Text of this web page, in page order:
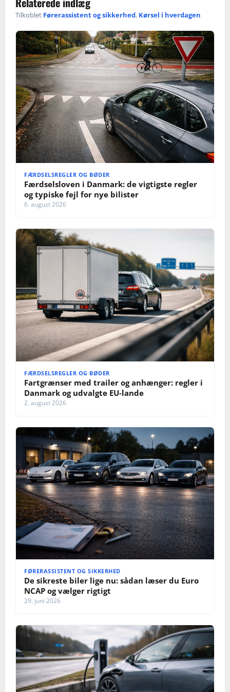
t
i
o
n
Tilkoblet Førerassistent og sikkerhed, Kørsel i hverdagen
FÆRDSELSREGLER OG BØDER
Færdselsloven i Danmark: de vigtigste regler
og typiske fejl for nye bilister
6. august 2026
FÆRDSELSREGLER OG BØDER
Fartgrænser med trailer og anhænger: regler i
Danmark og udvalgte EU-lande
2. august 2026
FØRERASSISTENT OG SIKKERHED
De sikreste biler lige nu: sådan læser du Euro
NCAP og vælger rigtigt
29. juni 2026